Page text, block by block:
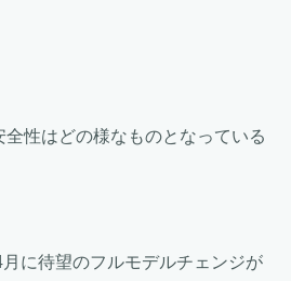
全性はどの様なものとなっている
に待望のフルモデルチェンジが